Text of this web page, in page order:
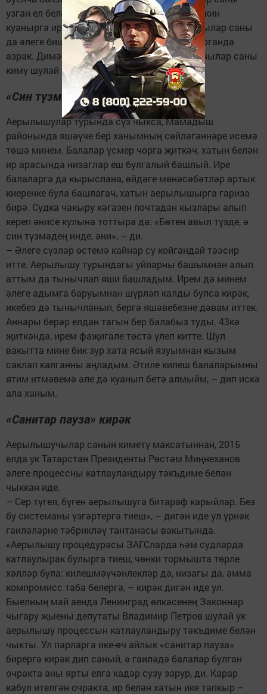
узган ел белән чагыштырганда кимегән. Ләкин
куанырга иртәрәк икән әле, чөнки кавышучылар саны
да әлеге биш айда узган ел белән чагыштырганда
азрак. Димәк, гаилә корырга атлыгып торучылар саны
кимү шулай ук сагайта.
«Син түзмәдең инде, әни...»
Аерылышулар турында сүз чыкса, Мамадыш
районында яшәүче бер ханымның сөйләгәннәре исемә
төшә минем. Балалар үсмер чорга җиткәч, хатын белән
ир арасында низаглар еш булгалый башлый. Ире
балаларга да кырыслана, өйдәге мөнәсәбәтләр артык
киеренке була башлагач, хатын аерылышырга гариза
бирә. Судка чакыру кәгазен почтадан кызлары алып
кереп әнисе кулына тоттыра да: «Бөтен авыл түзде, ә
син түзмәдең инде, әни», – ди.
– Әлеге сүзләр өстемә кайнар су койгандай тәэсир
итте. Аерылышу турындагы уйларны башымнан алып
аттым да тынычлап яши башладым. Ирем дә минем
әлеге адымга баруымнан шүрләп калды булса кирәк,
икебез дә тынычланып, бергә яшәвебезне дәвам иттек.
Аннары берәр елдан тагын бер балабыз туды. 43кә
җиткәндә, ирем фаҗигале төстә үлеп китте. Шул
вакытта мине бик зур хата ясый язуымнан кызым
саклап калганны аңладым. Әтиле килеш балаларымны
ятим итмәвемә әле дә куанып бетә алмыйм, – дип искә
ала ханым.
«Санитар пауза» кирәк
Аерылышучылар санын киметү максатыннан, 2015
елда ук Татарстан Президенты Рөстәм Миңнеханов
әлеге процессны катлауландыру тәкъдиме белән
чыккан иде.
– Сер түгел, бүген аерылышуга битараф карыйлар. Без
бу системаны үзгәртергә тиеш», – дигән иде ул үрнәк
гаиләләрне тәбрикләү тантанасы вакытында.
«Аерылышу процедурасы ЗАГСларда һәм судларда
катлаулырак булырга тиеш, чөнки тормышта төрле
хәлләр була: килешмәүчәнлекләр дә, низагы да, әмма
компромисс таба белергә, – кирәк дигән иде ул.
Быелның май аенда Ленинград өлкәсенең Законнар
чыгару җыены депутаты Владимир Петров шулай ук
аерылышу процессын катлауландыру тәкъдиме белән
чыкты. Ул парларга ике-өч айлык «санитар пауза»
бирергә кирәк дип саный, ә гаиләдә балалар булган
очракта аны ярты елга кадәр сузу зарур, ди. Карар
кабул ителгән очракта, ир белән хатын ике тапкыр –